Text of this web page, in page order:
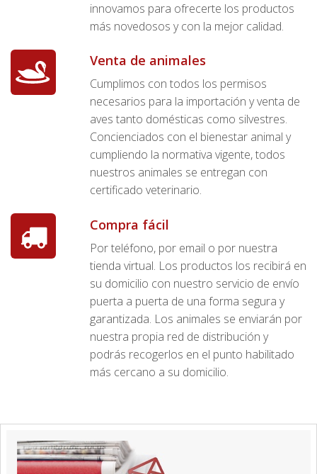
innovamos para ofrecerte los productos
más novedosos y con la mejor calidad.
Venta de animales
Cumplimos con todos los permisos
necesarios para la importación y venta de
aves tanto domésticas como silvestres.
Concienciados con el bienestar animal y
cumpliendo la normativa vigente, todos
nuestros animales se entregan con
certificado veterinario.
Compra fácil
Por teléfono, por email o por nuestra
tienda virtual. Los productos los recibirá en
su domicilio con nuestro servicio de envío
puerta a puerta de una forma segura y
garantizada. Los animales se enviarán por
nuestra propia red de distribución y
podrás recogerlos en el punto habilitado
más cercano a su domicilio.